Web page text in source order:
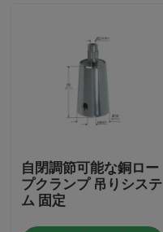
自閉調節可能な銅ロー
プクランプ 吊りシステ
ム 固定